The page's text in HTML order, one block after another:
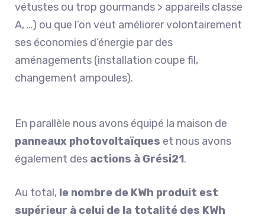
vétustes ou trop gourmands > appareils classe
A, …) ou que l’on veut améliorer volontairement
ses économies d’énergie par des
aménagements (installation coupe fil,
changement ampoules).
En parallèle nous avons équipé la maison de
panneaux photovoltaïques et nous avons
également des actions à Grési21.
Au total, le nombre de KWh produit est
supérieur à celui de la totalité des KWh